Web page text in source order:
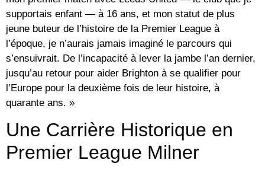
supportais enfant — à 16 ans, et mon statut de plus
jeune buteur de l’histoire de la Premier League à
l’époque, je n’aurais jamais imaginé le parcours qui
s’ensuivrait. De l’incapacité à lever la jambe l’an dernier,
jusqu’au retour pour aider Brighton à se qualifier pour
l’Europe pour la deuxième fois de leur histoire, à
quarante ans. »
Une Carrière Historique en
Premier League Milner